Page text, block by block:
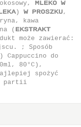
ΝΜΕΛΟ Ψ
Ψ ΠΣΟΤΫΛΦ,
kawa
(ΕΛΤΥΣΑΛΥ
może zawierać:
; Sposób
Cappuccino do
80°C),
spożyć
partii